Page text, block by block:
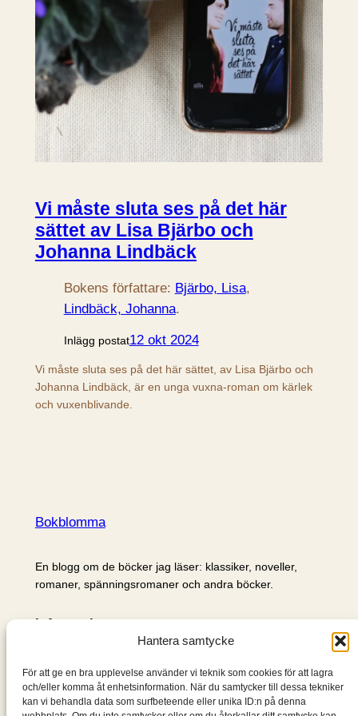
Hantera samtycke
För att ge en bra upplevelse använder vi teknik som cookies för att lagra
och/eller komma åt enhetsinformation. När du samtycker till dessa tekniker
kan vi behandla data som surfbeteende eller unika ID:n på denna
Vi måste sluta ses på det här
sättet av Lisa Bjärbo och
Johanna Lindbäck
Bokens författare: Bjärbo, Lisa
Lindbäck, Johanna.
Inlägg postat12 okt 2024
Vi måste sluta ses på det här sättet, av Lisa Bjärbo och
Johanna Lindbäck, är en unga vuxna-roman om kärlek
och vuxenblivande.
Bokblomma
En blogg om de böcker jag läser: klassiker, noveller,
romaner, spänningsromaner och andra böcker.
Information
Om mig & om bloggen
S
ö